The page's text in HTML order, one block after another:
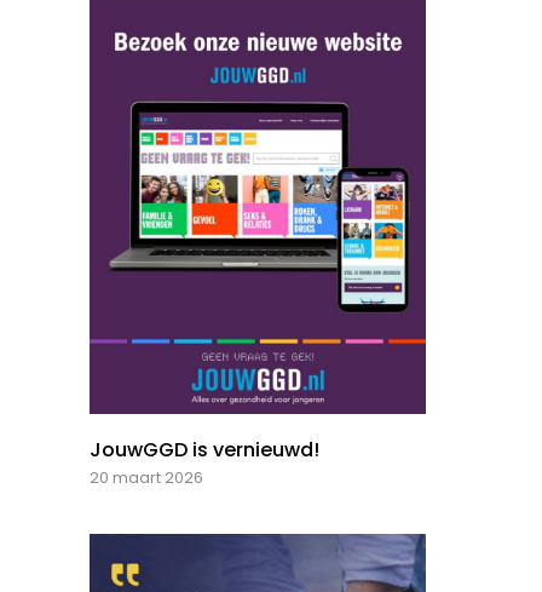
JouwGGD is vernieuwd!
20 maart 2026